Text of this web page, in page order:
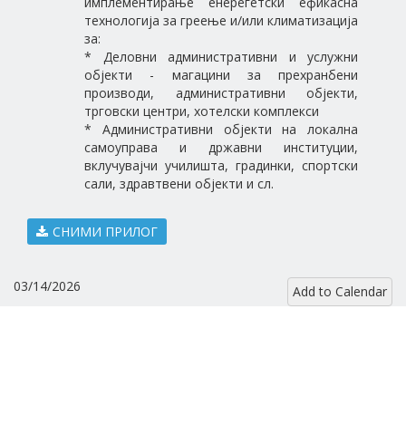
технологија за греење и/или климатизација
за:
* Деловни административни и услужни
објекти - магацини за прехранбени
производи, административни објекти,
трговски центри, хотелски комплекси
* Административни објекти на локална
самоуправа и државни институции,
вклучувајчи училишта, градинки, спортски
сали, здравтвени објекти и сл.
СНИМИ ПРИЛОГ
03/14/2026 Add to Calendar